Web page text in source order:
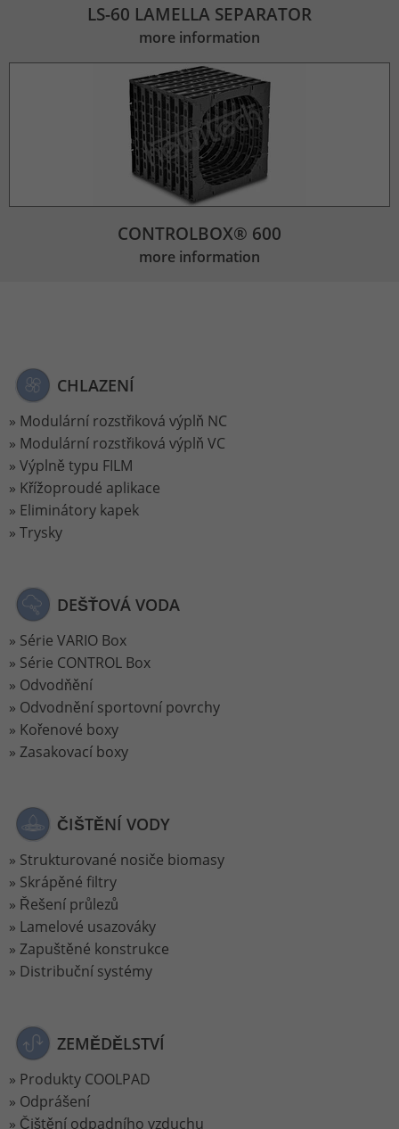
LS-60 LAMELLA SEPARATOR
more information
CONTROLBOX® 600
more information
CHLAZENÍ
Modulární rozstřiková výplň NC
Modulární rozstřiková výplň VC
Výplně typu FILM
Křížoproudé aplikace
Eliminátory kapek
Trysky
DEŠŤOVÁ VODA
Série VARIO Box
Série CONTROL Box
Odvodňění
Odvodnění sportovní povrchy
Kořenové boxy
Zasakovací boxy
ČIŠTĚNÍ VODY
Strukturované nosiče biomasy
Skrápěné filtry
Řešení průlezů
Lamelové usazováky
Zapuštěné konstrukce
Distribuční systémy
ZEMĚDĚLSTVÍ
Produkty COOLPAD
Odprášení
Čištění odpadního vzduchu